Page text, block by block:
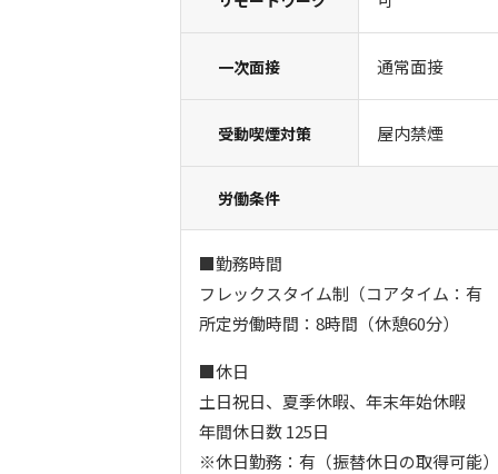
一次面接 通常面接
受動喫煙対策 屋内禁煙
労働条件
■勤務時間
フレックスタイム制（コアタイム：有
所定労働時間：8時間（休憩60分）
■休日
土日祝日、夏季休暇、年末年始休暇
年間休日数 125日
※休日勤務：有（振替休日の取得可能）